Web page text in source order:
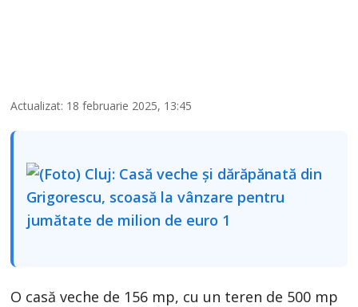
Actualizat: 18 februarie 2025, 13:45
O casă veche de 156 mp, cu un teren de 500 mp